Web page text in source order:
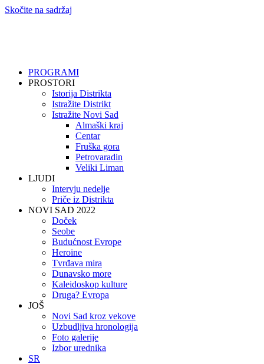
Skočite na sadržaj
PROGRAMI
PROSTORI
Istorija Distrikta
Istražite Distrikt
Istražite Novi Sad
Almaški kraj
Centar
Fruška gora
Petrovaradin
Veliki Liman
LJUDI
Intervju nedelje
Priče iz Distrikta
NOVI SAD 2022
Doček
Seobe
Budućnost Evrope
Heroine
Tvrđava mira
Dunavsko more
Kaleidoskop kulture
Druga? Evropa
JOŠ
Novi Sad kroz vekove
Uzbudljiva hronologija
Foto galerije
Izbor urednika
SR